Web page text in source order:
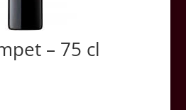
– 75 cl